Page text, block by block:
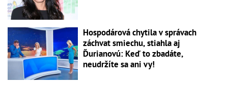
Hospodárová chytila v správach
záchvat smiechu, stiahla aj
Ďurianovú: Keď to zbadáte,
neudržíte sa ani vy!